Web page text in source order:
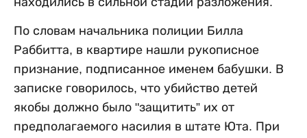
По словам начальника полиции Билла
Раббитта, в квартире нашли рукописное
признание, подписанное именем бабушки. В
записке говорилось, что убийство детей
якобы должно было "защитить” их от
предполагаемого насилия в штате Юта. При